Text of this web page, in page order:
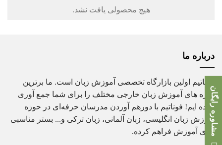
هیچ محصولی یافت نشد.
درباره ما
فوناتیم اولین بازارگاه تخصصی آموزش زبان است. ما برترین
دوره های آموزش زبان خارجی مختلف را برای شما جمع آوری
کرده ایم! فوناتیم با دورهم آوردن مدرسان حرفه‌ای در حوزه
آموزش زبان انگلیسی، زبان آلمانی، زبان ترکی و... بستر مناسبی
برای آموزش فراهم کرده.مشاوره رایگان